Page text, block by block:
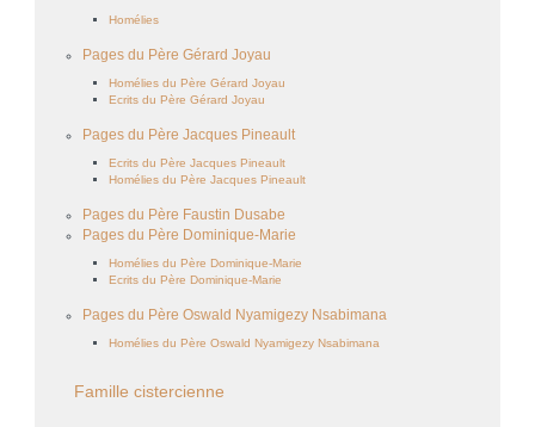
Homélies
Pages du Père Gérard Joyau
Homélies du Père Gérard Joyau
Ecrits du Père Gérard Joyau
Pages du Père Jacques Pineault
Ecrits du Père Jacques Pineault
Homélies du Père Jacques Pineault
Pages du Père Faustin Dusabe
Pages du Père Dominique-Marie
Homélies du Père Dominique-Marie
Ecrits du Père Dominique-Marie
Pages du Père Oswald Nyamigezy Nsabimana
Homélies du Père Oswald Nyamigezy Nsabimana
Famille cistercienne